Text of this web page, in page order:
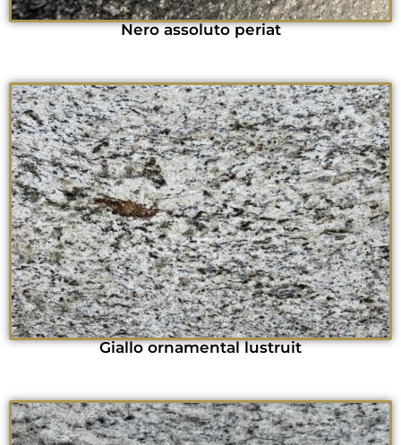
Nero assoluto periat
Giallo ornamental lustruit